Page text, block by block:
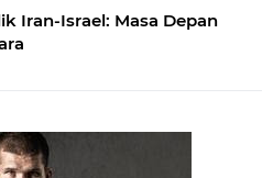
Iran-Israel: Masa Depan